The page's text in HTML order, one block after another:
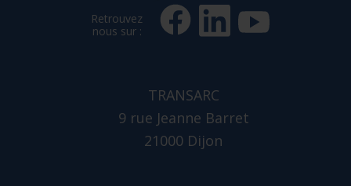
Retrouvez
nous sur :
TRANSARC
9 rue Jeanne Barret
21000 Dijon